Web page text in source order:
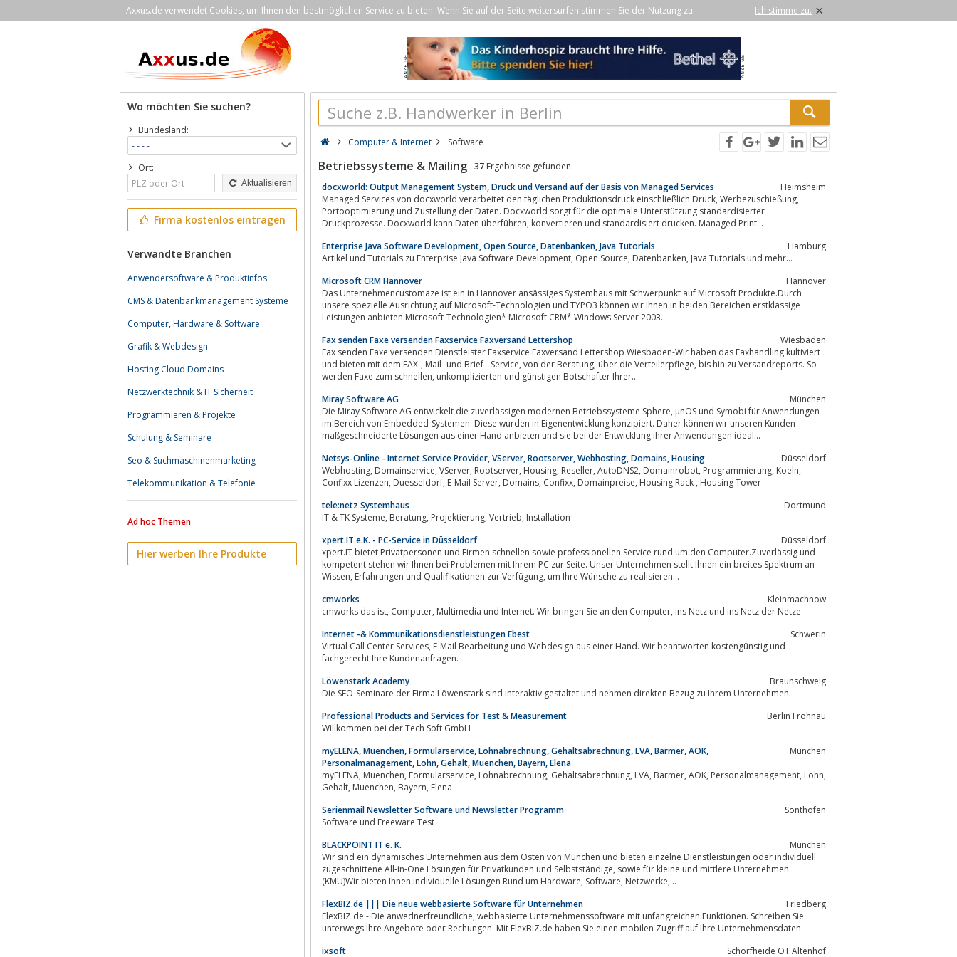
Axxus.de verwendet Cookies, um Ihnen den bestmöglichen Service zu bieten. Wenn Sie auf der Seite weitersurfen stimmen Sie der Nutzung zu. Ich stimme zu. ×
Wo möchten Sie suchen?
Bundesland:
Ort:
Aktualisieren
Firma kostenlos eintragen
Verwandte Branchen
Anwendersoftware & Produktinfos
CMS & Datenbankmanagement Systeme
Computer, Hardware & Software
Grafik & Webdesign
Hosting Cloud Domains
Netzwerktechnik & IT Sicherheit
Programmieren & Projekte
Schulung & Seminare
Seo & Suchmaschinenmarketing
Telekommunikation & Telefonie
Ad hoc Themen
Hier werben Ihre Produkte
Computer & Internet Software
Betriebssysteme & Mailing 37 Ergebnisse gefunden
docxworld: Output Management System, Druck und Versand auf der Basis von Managed Services
Heimsheim
Managed Services von docxworld verarbeitet den täglichen Produktionsdruck einschließlich Druck, Werbezuschießung,
Portooptimierung und Zustellung der Daten. Docxworld sorgt für die optimale Unterstützung standardisierter
Druckprozesse. Docxworld kann Daten überführen, konvertieren und standardisiert drucken. Managed Print...
Enterprise Java Software Development, Open Source, Datenbanken, Java Tutorials
Hamburg
Artikel und Tutorials zu Enterprise Java Software Development, Open Source, Datenbanken, Java Tutorials und mehr...
Microsoft CRM Hannover
Hannover
Das Unternehmencustomaze ist ein in Hannover ansässiges Systemhaus mit Schwerpunkt auf Microsoft Produkte.Durch
unsere spezielle Ausrichtung auf Microsoft-Technologien und TYPO3 können wir Ihnen in beiden Bereichen erstklassige
Leistungen anbieten.Microsoft-Technologien* Microsoft CRM* Windows Server 2003...
Fax senden Faxe versenden Faxservice Faxversand Lettershop
Wiesbaden
Fax senden Faxe versenden Dienstleister Faxservice Faxversand Lettershop Wiesbaden-Wir haben das Faxhandling kultiviert
und bieten mit dem FAX-, Mail- und Brief - Service, von der Beratung, über die Verteilerpflege, bis hin zu Versandreports. So
werden Faxe zum schnellen, unkomplizierten und günstigen Botschafter Ihrer...
Miray Software AG
München
Die Miray Software AG entwickelt die zuverlässigen modernen Betriebssysteme Sphere, µnOS und Symobi für Anwendungen
im Bereich von Embedded-Systemen. Diese wurden in Eigenentwicklung konzipiert. Daher können wir unseren Kunden
maßgeschneiderte Lösungen aus einer Hand anbieten und sie bei der Entwicklung ihrer Anwendungen ideal...
Netsys-Online - Internet Service Provider, VServer, Rootserver, Webhosting, Domains, Housing
Düsseldorf
Webhosting, Domainservice, VServer, Rootserver, Housing, Reseller, AutoDNS2, Domainrobot, Programmierung, Koeln,
Confixx Lizenzen, Duesseldorf, E-Mail Server, Domains, Confixx, Domainpreise, Housing Rack , Housing Tower
tele:netz Systemhaus
Dortmund
IT & TK Systeme, Beratung, Projektierung, Vertrieb, Installation
xpert.IT e.K. - PC-Service in Düsseldorf
Düsseldorf
xpert.IT bietet Privatpersonen und Firmen schnellen sowie professionellen Service rund um den Computer.Zuverlässig und
kompetent stehen wir Ihnen bei Problemen mit Ihrem PC zur Seite. Unser Unternehmen stellt Ihnen ein breites Spektrum an
Wissen, Erfahrungen und Qualifikationen zur Verfügung, um Ihre Wünsche zu realisieren...
cmworks
Kleinmachnow
cmworks das ist, Computer, Multimedia und Internet. Wir bringen Sie an den Computer, ins Netz und ins Netz der Netze.
Internet -& Kommunikationsdienstleistungen Ebest
Schwerin
Virtual Call Center Services, E-Mail Bearbeitung und Webdesign aus einer Hand. Wir beantworten kostengünstig und
fachgerecht Ihre Kundenanfragen.
Löwenstark Academy
Braunschweig
Die SEO-Seminare der Firma Löwenstark sind interaktiv gestaltet und nehmen direkten Bezug zu Ihrem Unternehmen.
Professional Products and Services for Test & Measurement
Berlin Frohnau
Willkommen bei der Tech Soft GmbH
myELENA, Muenchen, Formularservice, Lohnabrechnung, Gehaltsabrechnung, LVA, Barmer, AOK,
Personalmanagement, Lohn, Gehalt, Muenchen, Bayern, Elena
München
myELENA, Muenchen, Formularservice, Lohnabrechnung, Gehaltsabrechnung, LVA, Barmer, AOK, Personalmanagement, Lohn,
Gehalt, Muenchen, Bayern, Elena
Serienmail Newsletter Software und Newsletter Programm
Sonthofen
Software und Freeware Test
BLACKPOINT IT e. K.
München
Wir sind ein dynamisches Unternehmen aus dem Osten von München und bieten einzelne Dienstleistungen oder individuell
zugeschnittene All-in-One Lösungen für Privatkunden und Selbstständige, sowie für kleine und mittlere Unternehmen
(KMU)Wir bieten Ihnen individuelle Lösungen Rund um Hardware, Software, Netzwerke,...
FlexBIZ.de ||| Die neue webbasierte Software für Unternehmen
Friedberg
FlexBIZ.de - Die anwednerfreundliche, webbasierte Unternehmenssoftware mit unfangreichen Funktionen. Schreiben Sie
unterwegs Ihre Angebote oder Rechungen. Mit FlexBIZ.de haben Sie einen mobilen Zugriff auf Ihre Unternehmensdaten.
ixsoft
Schorfheide OT Altenhof